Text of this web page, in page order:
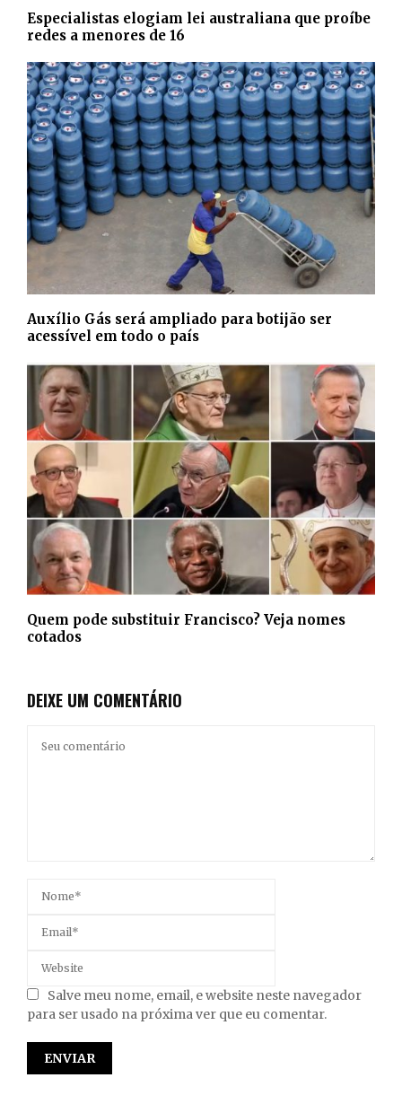
Especialistas elogiam lei australiana que proíbe
redes a menores de 16
Auxílio Gás será ampliado para botijão ser
acessível em todo o país
Quem pode substituir Francisco? Veja nomes
cotados
DEIXE UM COMENTÁRIO
Salve meu nome, email, e website neste navegador
para ser usado na próxima ver que eu comentar.